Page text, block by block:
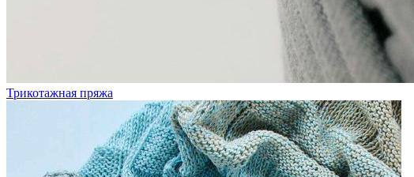
Трикотажная пряжа